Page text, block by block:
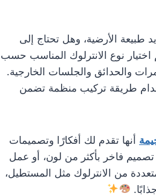
طبيعة الأرضية، وهل تحتاج إلى
اختيار نوع الانترلوك المناسب حسب
والحدائق والجلسات الخارجية.
طريقة تركيب منظمة تضمن
أنها تقدم لك أفكارًا وتصميمات
فاخر بأكثر من لون، أو عمل
من الانترلوك مثل المستطيل،